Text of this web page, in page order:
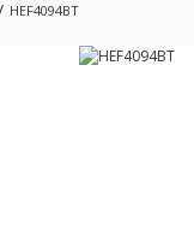
HEF4094BT